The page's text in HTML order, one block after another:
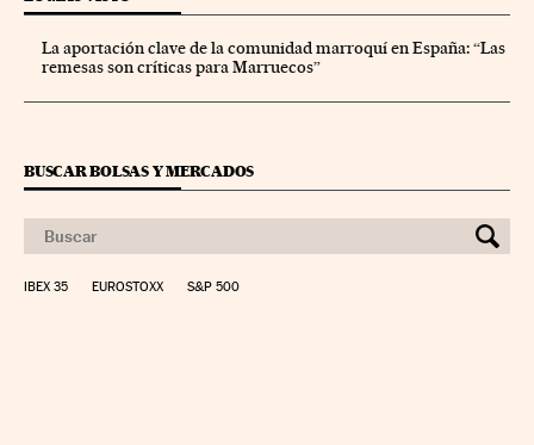
La aportación clave de la comunidad marroquí en España: “Las
remesas son críticas para Marruecos”
BUSCAR BOLSAS Y MERCADOS
IBEX 35 EUROSTOXX S&P 500